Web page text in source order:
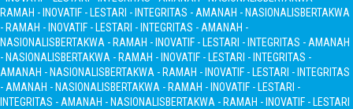
RAMAH - INOVATIF - LESTARI - INTEGRITAS - AMANAH - NASIONALISBERTAKWA
- RAMAH - INOVATIF - LESTARI - INTEGRITAS - AMANAH -
NASIONALISBERTAKWA - RAMAH - INOVATIF - LESTARI - INTEGRITAS - AMANAH
- NASIONALISBERTAKWA - RAMAH - INOVATIF - LESTARI - INTEGRITAS -
AMANAH - NASIONALISBERTAKWA - RAMAH - INOVATIF - LESTARI - INTEGRITAS
- AMANAH - NASIONALISBERTAKWA - RAMAH - INOVATIF - LESTARI -
INTEGRITAS - AMANAH - NASIONALISBERTAKWA - RAMAH - INOVATIF - LESTARI